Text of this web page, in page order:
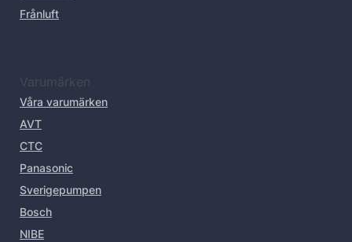
Frånluft
Varumärken
Våra varumärken
AVT
CTC
Panasonic
Sverigepumpen
Bosch
NIBE